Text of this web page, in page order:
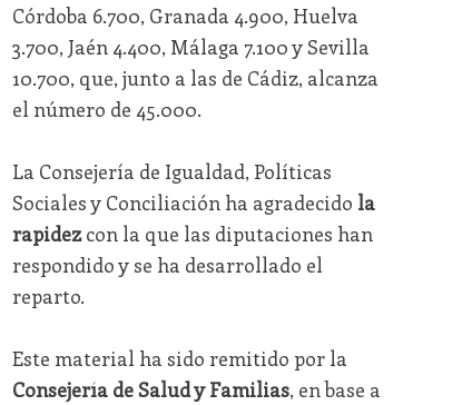
Córdoba 6.700, Granada 4.900, Huelva
3.700, Jaén 4.400, Málaga 7.100 y Sevilla
10.700, que, junto a las de Cádiz, alcanza
el número de 45.000.
La Consejería de Igualdad, Políticas
Sociales y Conciliación ha agradecido la
rapidezcon la que las diputaciones han
respondido y se ha desarrollado el
reparto.
Este material ha sido remitido por la
Consejería de Salud y Familias, en base a